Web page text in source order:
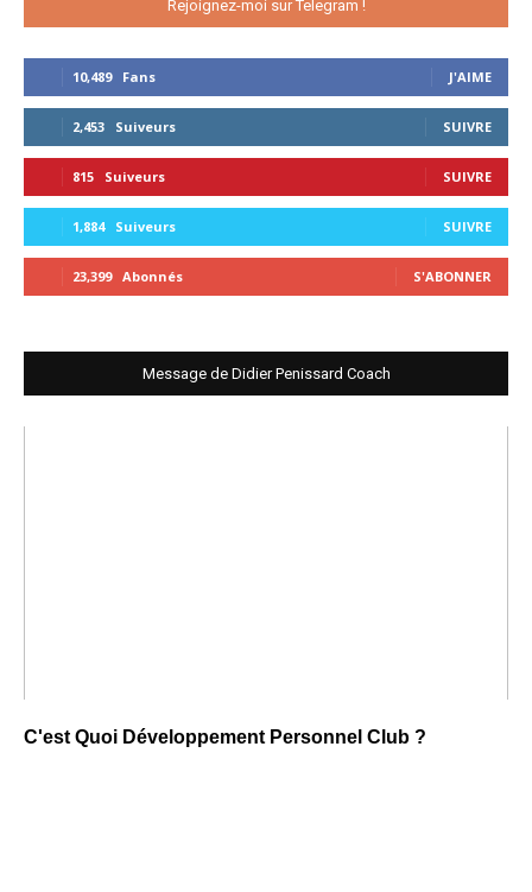
Rejoignez-moi sur Telegram !
10,489 Fans J'AIME
2,453 Suiveurs SUIVRE
815 Suiveurs SUIVRE
1,884 Suiveurs SUIVRE
23,399 Abonnés S'ABONNER
Message de Didier Penissard Coach
C'est Quoi Développement Personnel Club ?